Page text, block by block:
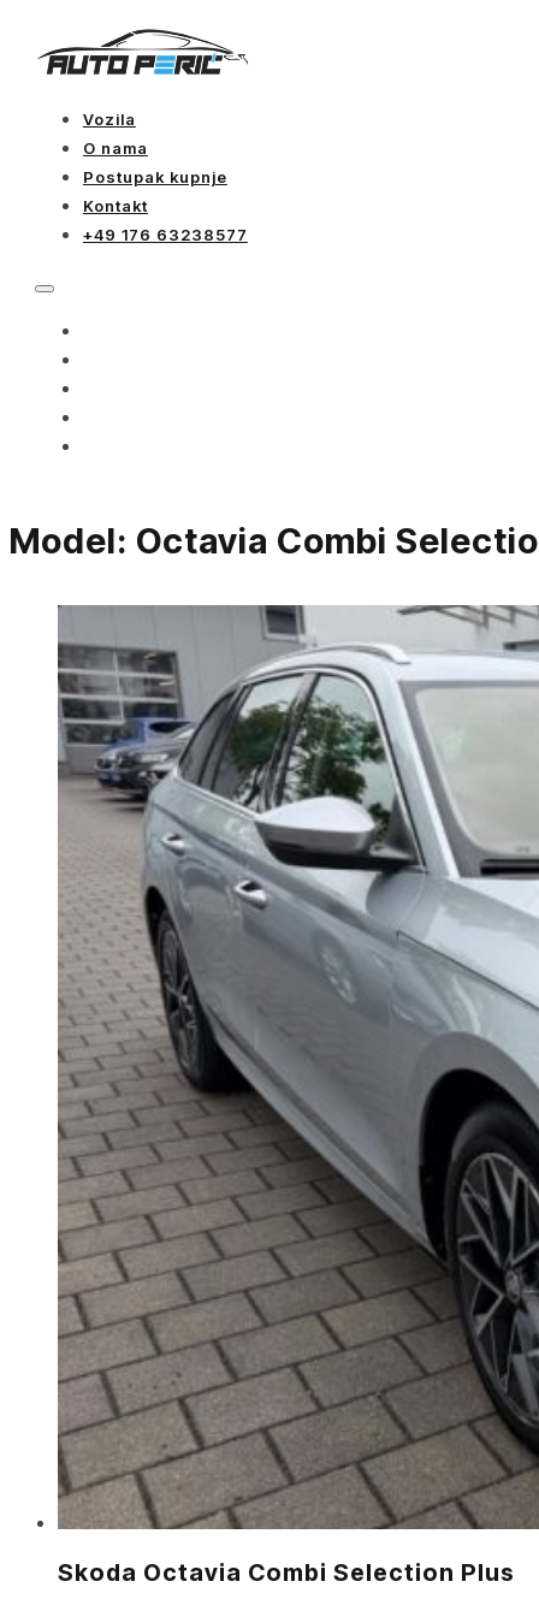
Vozila
O nama
Postupak kupnje
Kontakt
+49 176 63238577
Model: Octavia Combi
Skoda Octavia Combi Selection Plus